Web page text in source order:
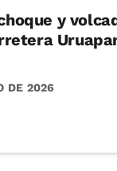
y
DE 2026